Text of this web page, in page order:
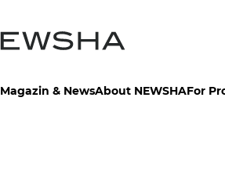
Magazin & NewsAbout NEWSHAFor